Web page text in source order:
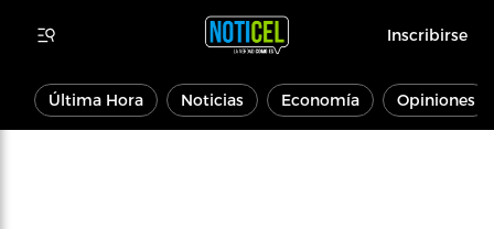
Inscribirse
Última Hora Noticias Economía Opiniones